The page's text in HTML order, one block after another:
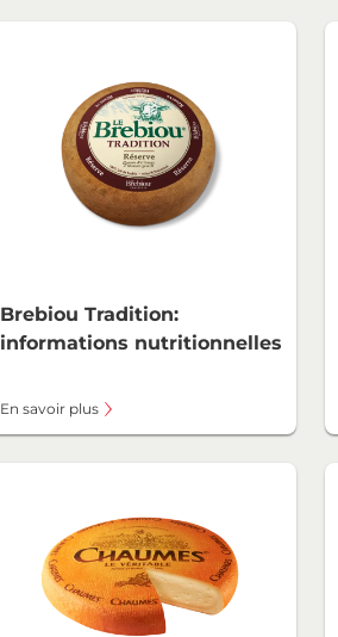
Brebiou Tradition:
informations nutritionnelles
En savoir plus